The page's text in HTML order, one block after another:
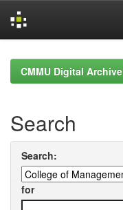
navigationCMMU Digital Archive
Search
Search:
for